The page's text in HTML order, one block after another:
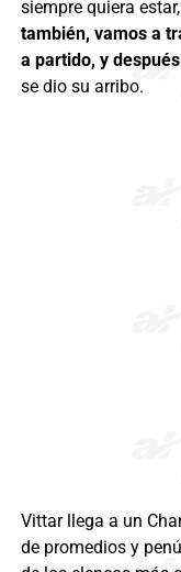
siempre quiera
también, vamos a
a partido, y
se dio su arribo.
Vittar llega a un
de promedios y